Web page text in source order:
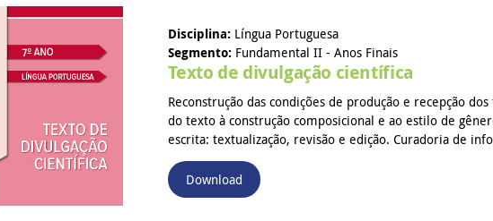
Disciplina: Língua Portuguesa
Segmento: Fundamental II - Anos Finais
Texto de divulgação científica
Reconstrução das condições de produção e recepção
do texto à construção composicional e ao estilo de
escrita: textualização, revisão e edição. Curadoria de
Download